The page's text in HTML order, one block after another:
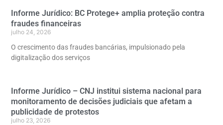
Informe Jurídico: BC Protege+ amplia proteção contra
fraudes financeiras
julho 24, 2026
O crescimento das fraudes bancárias, impulsionado pela
digitalização dos serviços
Informe Jurídico – CNJ institui sistema nacional para
monitoramento de decisões judiciais que afetam a
publicidade de protestos
julho 23, 2026